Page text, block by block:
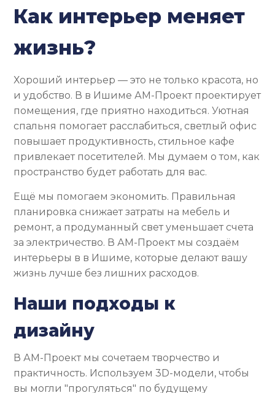
Как интерьер меняет
жизнь?
Хороший интерьер — это не только красота, но
и удобство. В в Ишиме АМ-Проект проектирует
помещения, где приятно находиться. Уютная
спальня помогает расслабиться, светлый офис
повышает продуктивность, стильное кафе
привлекает посетителей. Мы думаем о том, как
пространство будет работать для вас.
Ещё мы помогаем экономить. Правильная
планировка снижает затраты на мебель и
ремонт, а продуманный свет уменьшает счета
за электричество. В АМ-Проект мы создаём
интерьеры в в Ишиме, которые делают вашу
жизнь лучше без лишних расходов.
Наши подходы к
дизайну
В АМ-Проект мы сочетаем творчество и
практичность. Используем 3D-модели, чтобы
вы могли "прогуляться" по будущему